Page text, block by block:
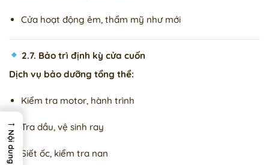
Cửa hoạt động êm, thẩm mỹ như mới
2.7. Bảo trì định kỳ cửa cuốn
Dịch vụ bảo dưỡng tổng thể:
Kiểm tra motor, hành trình
Tra dầu, vệ sinh ray
Siết ốc, kiểm tra nan
→
Nội dung